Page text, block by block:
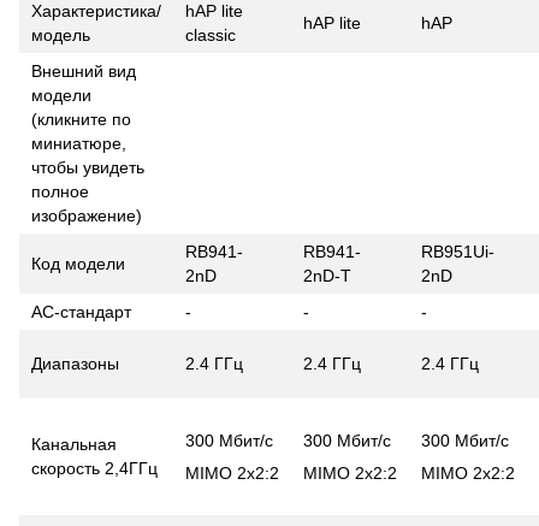
Характеристика/
модель
hAP lite
classic
hAP lite hAP
Внешний вид
модели
(кликните по
миниатюре,
чтобы увидеть
полное
изображение)
Код модели
RB941-
2nD
RB941-
2nD-T
RB951Ui-
2nD
AC-стандарт
- - -
Диапазоны 2.4 ГГц 2.4 ГГц 2.4 ГГц
Канальная
скорость 2,4ГГц
300 Мбит/с
MIMO 2x2:2
300 Мбит/с
MIMO 2x2:2
300 Мбит/с
MIMO 2x2:2